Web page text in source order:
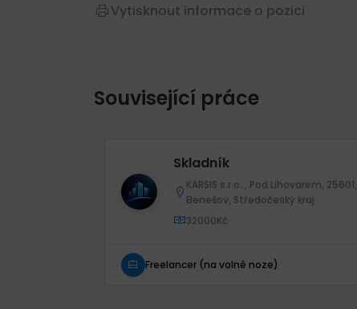
Vytisknout informace o pozici
Související práce
Skladník
KARSIS s.r.o.., Pod Lihovarem, 25601,
Benešov, Středočeský kraj
32000Kč
Freelancer (na volné noze)